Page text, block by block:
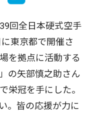
回全日本硬式空手
東京都で開催さ
を拠点に活動する
の矢部慎之助さん
栄冠を手にした。
。皆の応援が力に